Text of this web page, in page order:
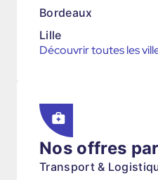
Bordeaux
Lille
Découvrir toutes les
Nos offres
Transport &